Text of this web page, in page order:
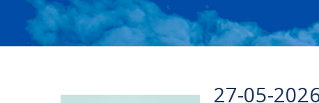
27-05-